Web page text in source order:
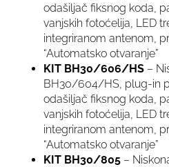
odašiljač fiksnog koda,
vanjskih fotoćelija, LED
integriranom antenom,
“Automatsko otvaranje”
KIT BH30/606/HS –
BH30/604/HS, plug-in
odašiljač fiksnog koda,
vanjskih fotoćelija, LED
integriranom antenom,
“Automatsko otvaranje”
KIT BH30/805 –